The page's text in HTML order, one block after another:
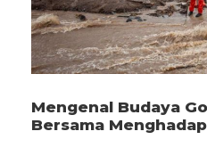
Mengenal Budaya
Bersama